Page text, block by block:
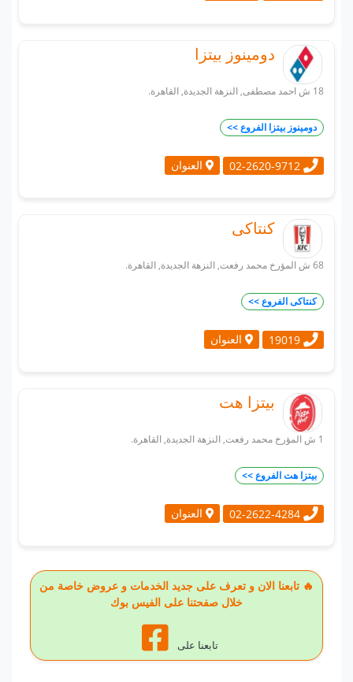
دومينوز بيتزا
18 ش احمد مصطفى, النزهة الجديدة, القاهرة.
دومينوز بيتزا الفروع >>
العنوان
كنتاكى
68 ش المؤرخ محمد رفعت, النزهة الجديدة, القاهرة.
كنتاكى الفروع >>
19019 العنوان
بيتزا هت
1 ش المؤرخ محمد رفعت, النزهة الجديدة, القاهرة.
بيتزا هت الفروع >>
02-2622-4284 العنوان
🔥 تابعنا الان و تعرف على جديد الخدمات و عروض خاصة من
خلال صفحتنا على الفيس بوك
تابعنا على